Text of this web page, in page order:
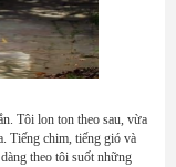
Tôi lon ton theo sau, vừa
Tiếng chim, tiếng gió và
theo tôi suốt những